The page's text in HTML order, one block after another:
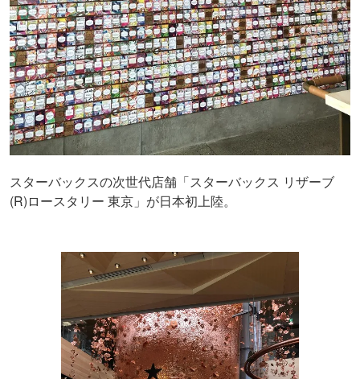
スターバックスの次世代店舗「スターバックス リザーブ
(R)ロースタリー 東京」が日本初上陸。